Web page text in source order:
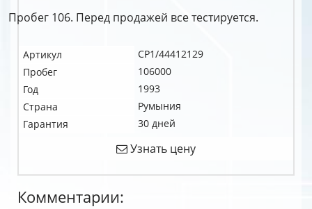
Пробег 106. Перед продажей все тестируется.
Артикул
CP1/44412129
Пробег
106000
Год
1993
Страна
Румыния
Гарантия
30 дней
Узнать цену
Комментарии: